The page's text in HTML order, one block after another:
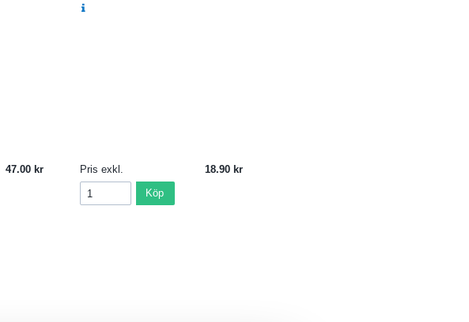
47.00 Pris exkl. 18.90
Köp